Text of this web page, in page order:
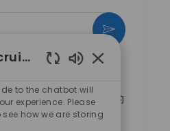
收 Zimmer Biomet 提供的
依隱私權聲明內容，將我的
理。*
激活
ZB Virtual Recruiter
to the chatbot will
experience. Please
see how we are storing